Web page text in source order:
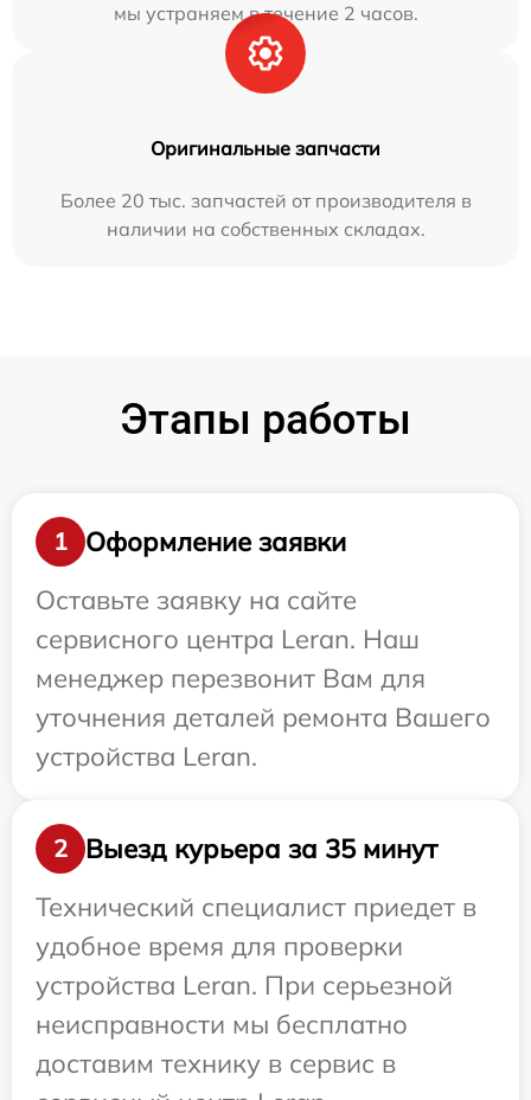
мы устраняем в течение 2 часов.
Оригинальные запчасти
Более 20 тыс. запчастей от производителя в
наличии на собственных складах.
Этапы работы
1
Оформление заявки
Оставьте заявку на сайте
сервисного центра Leran. Наш
менеджер перезвонит Вам для
уточнения деталей ремонта Вашего
устройства Leran.
2
Выезд курьера за 35 минут
Технический специалист приедет в
удобное время для проверки
устройства Leran. При серьезной
неисправности мы бесплатно
доставим технику в сервис в